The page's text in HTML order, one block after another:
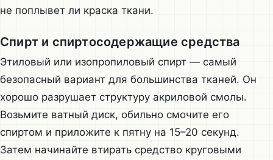
не поплывет ли краска ткани.
Спирт и спиртосодержащие средства
Этиловый или изопропиловый спирт — самый
безопасный вариант для большинства тканей. Он
хорошо разрушает структуру акриловой смолы.
Возьмите ватный диск, обильно смочите его
спиртом и приложите к пятну на 15–20 секунд.
Затем начинайте втирать средство круговыми